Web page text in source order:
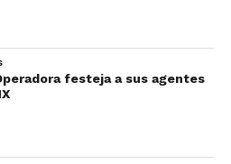
sabor
festeja a sus agentes